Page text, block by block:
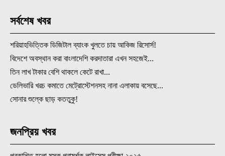
সর্বশেষ খবর
শরিয়াহভিত্তিক ডিজিটাল ব্যাংক খুলতে চায় আকিজ রিসোর্স!
বিদেশে অবস্থান করা বাংলাদেশি করদাতারা এখন সহজেই...
তিন লাখ টাকার বেশি থাকলে কেটে রাখা...
ডেলিভারি খরচ কমাতে মেট্রোস্টেশনসহ নানা এলাকায় বসেছে...
সোনার শুল্কে ছাড় কততুকু!
জনপ্রিয় খবর